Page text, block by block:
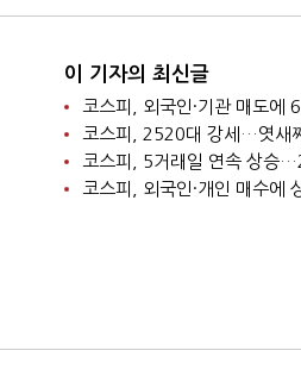
이 기자의 최신글
코스피, 외국인·기관 매도에
코스피, 2520대 강세…엿새
코스피, 5거래일 연속 상승
코스피, 외국인·개인 매수에